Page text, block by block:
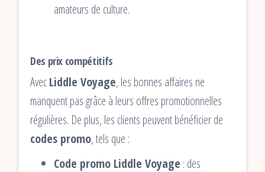
amateurs de culture.
Des prix compétitifs
AvecLiddle Voyage, les bonnes affaires ne
manquent pas grâce à leurs offres promotionnelles
régulières. De plus, les clients peuvent bénéficier de
codes promo, tels que :
Code promo Liddle Voyage : des